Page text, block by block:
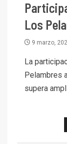
Los
9 marzo,
La
Pelambres
supera
7